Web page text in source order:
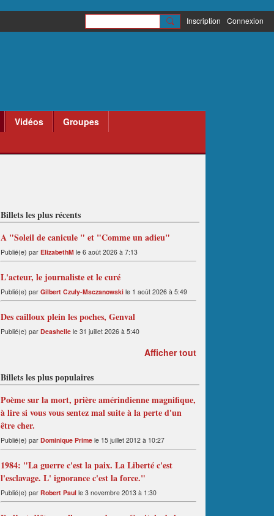
Inscription Connexion
Vidéos
Groupes
Billets les plus récents
A "Soleil de canicule " et "Comme un adieu"
Publié(e) par ElizabethM le 6 août 2026 à 7:13
L'acteur, le journaliste et le curé
Publié(e) par Gilbert Czuly-Msczanowski le 1 août 2026 à 5:49
Des cailloux plein les poches, Genval
Publié(e) par Deashelle le 31 juillet 2026 à 5:40
Afficher tout
Billets les plus populaires
Poème sur la mort, prière amérindienne magnifique,
à lire si vous vous sentez mal suite à la perte d'un
être cher.
Publié(e) par Dominique Prime le 15 juillet 2012 à 10:27
1984: "La guerre c'est la paix. La Liberté c'est
l'esclavage. L' ignorance c'est la force."
Publié(e) par Robert Paul le 3 novembre 2013 à 1:30